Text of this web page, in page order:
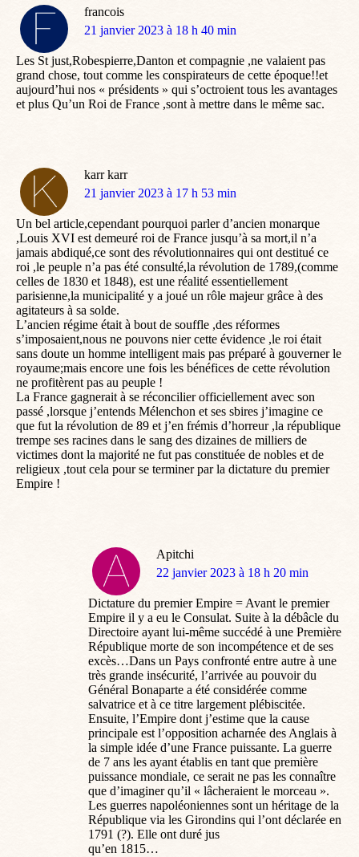
francois
dit
21 janvier 2023 à 18 h 40 min
Les St just,Robespierre,Danton et compagnie ,ne valaient pas
grand chose, tout comme les conspirateurs de cette époque!!et
aujourd’hui nos « présidents » qui s’octroient tous les avantages
et plus Qu’un Roi de France ,sont à mettre dans le même sac.
karr karr
dit
21 janvier 2023 à 17 h 53 min
Un bel article,cependant pourquoi parler d’ancien monarque
,Louis XVI est demeuré roi de France jusqu’à sa mort,il n’a
jamais abdiqué,ce sont des révolutionnaires qui ont destitué ce
roi ,le peuple n’a pas été consulté,la révolution de 1789,(comme
celles de 1830 et 1848), est une réalité essentiellement
parisienne,la municipalité y a joué un rôle majeur grâce à des
agitateurs à sa solde.
L’ancien régime était à bout de souffle ,des réformes
s’imposaient,nous ne pouvons nier cette évidence ,le roi était
sans doute un homme intelligent mais pas préparé à gouverner le
royaume;mais encore une fois les bénéfices de cette révolution
ne profitèrent pas au peuple !
La France gagnerait à se réconcilier officiellement avec son
passé ,lorsque j’entends Mélenchon et ses sbires j’imagine ce
que fut la révolution de 89 et j’en frémis d’horreur ,la république
trempe ses racines dans le sang des dizaines de milliers de
victimes dont la majorité ne fut pas constituée de nobles et de
religieux ,tout cela pour se terminer par la dictature du premier
Empire !
Apitchi
dit
22 janvier 2023 à 18 h 20 min
Dictature du premier Empire = Avant le premier
Empire il y a eu le Consulat. Suite à la débâcle du
Directoire ayant lui-même succédé à une Première
République morte de son incompétence et de ses
excès…Dans un Pays confronté entre autre à une
très grande insécurité, l’arrivée au pouvoir du
Général Bonaparte a été considérée comme
salvatrice et à ce titre largement plébiscitée.
Ensuite, l’Empire dont j’estime que la cause
principale est l’opposition acharnée des Anglais à
la simple idée d’une France puissante. La guerre
de 7 ans les ayant établis en tant que première
puissance mondiale, ce serait ne pas les connaître
que d’imaginer qu’il « lâcheraient le morceau ».
Les guerres napoléoniennes sont un héritage de la
République via les Girondins qui l’ont déclarée en
1791 (?). Elle ont duré jus
qu’en 1815…